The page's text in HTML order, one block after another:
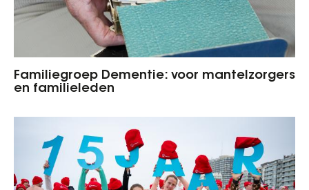
Familiegroep Dementie: voor mantelzorgers
en familieleden